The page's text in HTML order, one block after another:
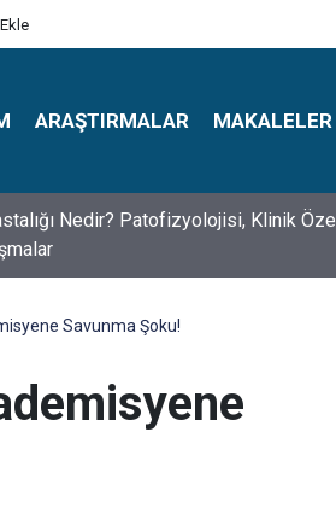
ARAŞTIRMALAR MAKALELER
Günü Nasıl Ortaya Çıktı? 10
Savunma Şoku!